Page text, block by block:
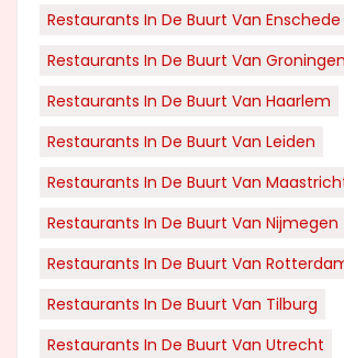
Restaurants In De Buurt Van Enschede
Restaurants In De Buurt Van Groningen
Restaurants In De Buurt Van Haarlem
Restaurants In De Buurt Van Leiden
Restaurants In De Buurt Van
Restaurants In De Buurt Van Nijmegen
Restaurants In De Buurt Van
Restaurants In De Buurt Van Tilburg
Restaurants In De Buurt Van Utrecht